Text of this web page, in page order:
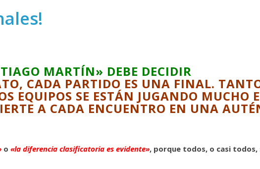
MARTÍN» DEBE DECIDIR
CADA PARTIDO ES UNA FINAL.
EQUIPOS SE ESTÁN JUGANDO MUCHO
A CADA ENCUENTRO EN UNA
o «la diferencia clasificatoria es evidente», porque todos, o casi